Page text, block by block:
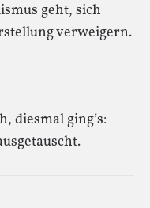
geht, sich
verweigern.
diesmal ging’s: